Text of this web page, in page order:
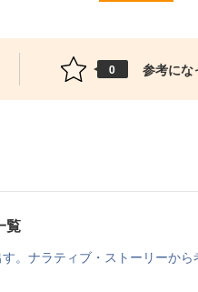
0 参考にな
覧
。ナラティブ・ストーリーから